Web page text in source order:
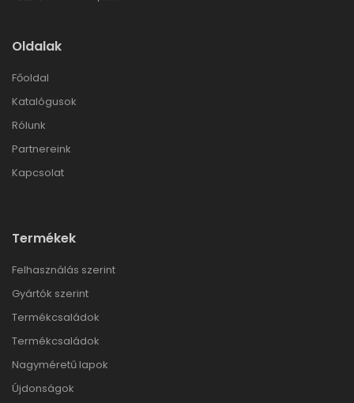
Oldalak
Főoldal
Katalógusok
Rólunk
Partnereink
Kapcsolat
Termékek
Felhasználás szerint
Gyártók szerint
Termékcsaládok
Termékcsaládok
Nagyméretű lapok
Újdonságok